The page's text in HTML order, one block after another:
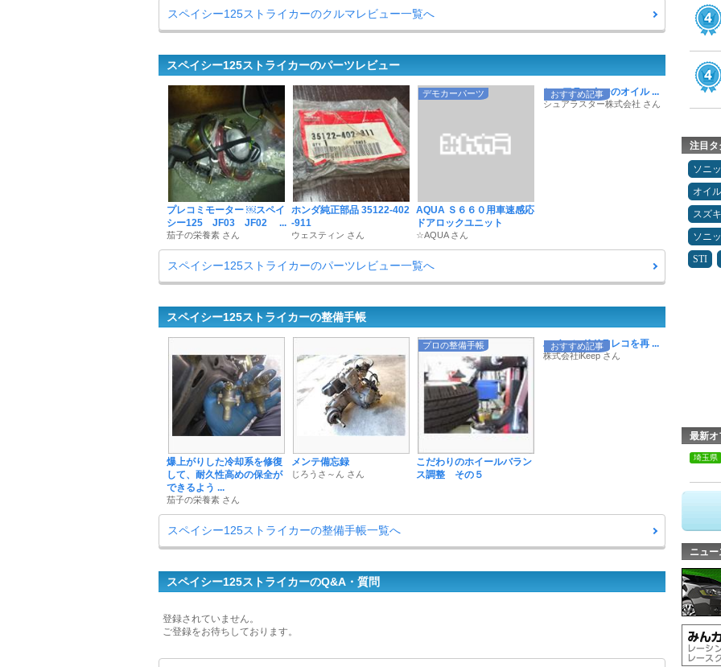
スペイシー125ストライカーのクルマレビュー一覧へ
スペイシー125ストライカーのパーツレビュー
プレコミモーター ￼スペイ
シー125 JF03 JF02 ...
茄子の栄養素 さん
ホンダ純正部品 35122-402
-911
ウェスティン さん
デモカーパーツ
AQUA Ｓ６６０用車速感応
ドアロックユニット
☆AQUA さん
おすすめ記事
シュアラスターのオイル ...
シュアラスター株式会社 さん
スペイシー125ストライカーのパーツレビュー一覧へ
スペイシー125ストライカーの整備手帳
爆上がりした冷却系を修復
して、耐久性高めの保全が
できるよう ...
茄子の栄養素 さん
メンテ備忘録
じろうさ～ん さん
プロの整備手帳
こだわりのホイールバラン
ス調整 その５
おすすめ記事
ハイエンドドラレコを再 ...
株式会社iKeep さん
スペイシー125ストライカーの整備手帳一覧へ
スペイシー125ストライカーのQ&A・質問
登録されていません。
ご登録をお待ちしております。
注目タ
ソニ
オイ
スズキ
ソニ
STI
最新オ
埼玉県
ニュー